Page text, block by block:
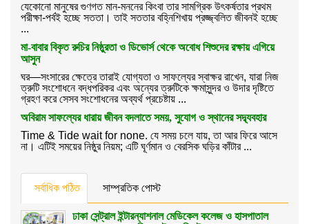
যেকোনো মানুষের গুণগত মান-মননের কিংবা তার সামগ্রিক উৎকর্ষতার প্রথম
পরীক্ষা-পর্বই হচ্ছে সততা। তাই সততার বহ্নিশিখায় প্রজ্জ্বলিত জীবনই হচ্ছে
...
মা-বাবার বিকৃত রুচির নিষ্ঠুরতা ও ডিভোর্স থেকে অবোধ শিশুদের রক্ষায় এগিয়ে
আসুন
ঘর—সংসারের ক্ষেত্রে তারাই যোগ্যতা ও সাফল্যের স্বাক্ষর রাখেন, যারা নিজ
ত্রুটি সংশোধনে বদ্ধপরিকর এবং অন্যের ত্রুটিকে ক্ষমাসুন্দর ও উদার দৃষ্টিতে
গ্রহণ করে সেসব সংশোধনের অব্যর্থ প্রচেষ্টায় ...
অবিরাম সাফল্যের ধারায় জীবন বদলাতে সময়, সুযোগ ও স্থানের সদ্ব্যবহার
Time & Tide wait for none. যে সময় চলে যায়, তা আর ফিরে আসে
না। এটিই সময়ের নিষ্ঠুর নিয়ম; এটি ঘূর্ণমান ও বেরসিক ঘড়ির কাঁটার ...
সর্বাধিক পঠিত সাম্প্রতিক পোস্ট
ঢাকা সেন্ট্রাল ইন্টারন্যাশনাল মেডিকেল কলেজ ও হাসপাতাল